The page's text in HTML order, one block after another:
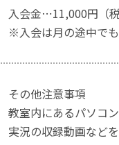
入会金⋯11,000円（税
※入会は月の途中で
その他注意事項
教室内にあるパソコ
実況の収録動画など